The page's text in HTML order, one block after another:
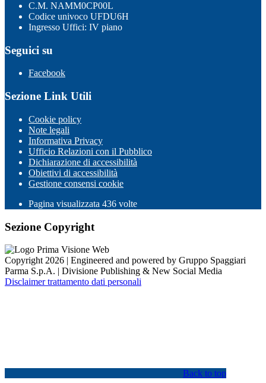
C.M. NAMM0CP00L
Codice univoco UFDU6H
Ingresso Uffici: IV piano
Seguici su
Facebook
Sezione Link Utili
Cookie policy
Note legali
Informativa Privacy
Ufficio Relazioni con il Pubblico
Dichiarazione di accessibilità
Obiettivi di accessibilità
Gestione consensi cookie
Pagina visualizzata 436 volte
Sezione Copyright
Copyright 2026 | Engineered and powered by Gruppo Spaggiari
Parma S.p.A. | Divisione Publishing & New Social Media
Disclaimer trattamento dati personali
Back to top